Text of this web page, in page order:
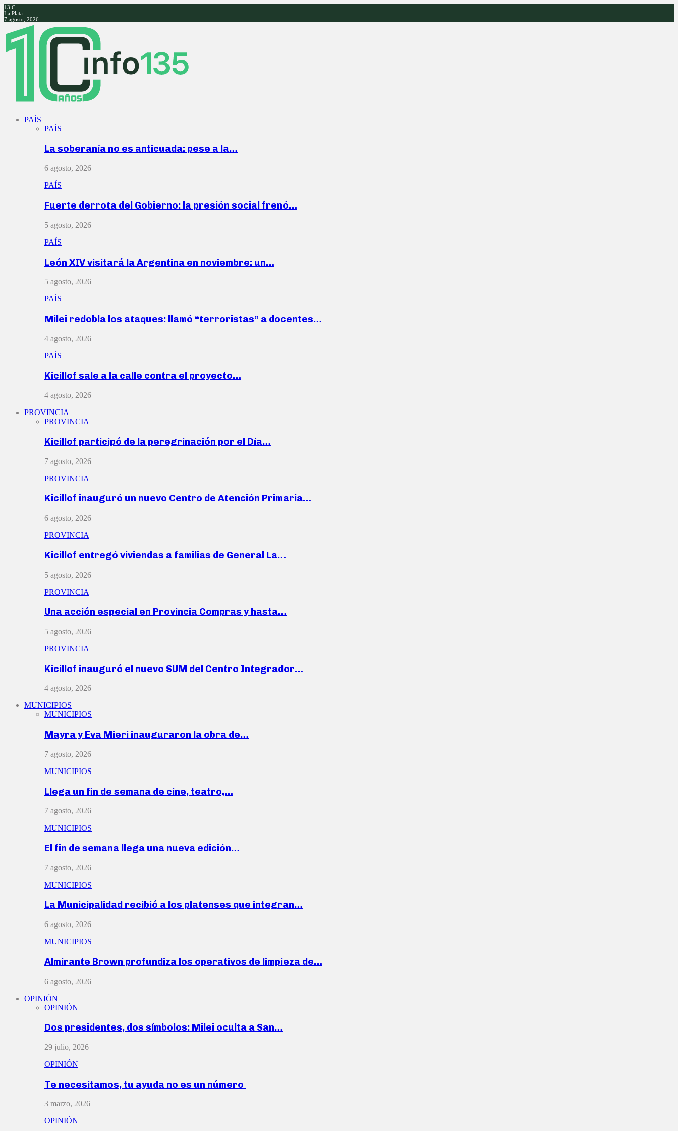
13 C
La Plata
7 agosto, 2026
Facebook
Twitter
Instagram
Youtube
PAÍS
PAÍS
La soberanía no es anticuada: pese a la…
6 agosto, 2026
PAÍS
Fuerte derrota del Gobierno: la presión social frenó…
5 agosto, 2026
PAÍS
León XIV visitará la Argentina en noviembre: un…
5 agosto, 2026
PAÍS
Milei redobla los ataques: llamó “terroristas” a docentes…
4 agosto, 2026
PAÍS
Kicillof sale a la calle contra el proyecto…
4 agosto, 2026
PROVINCIA
PROVINCIA
Kicillof participó de la peregrinación por el Día…
7 agosto, 2026
PROVINCIA
Kicillof inauguró un nuevo Centro de Atención Primaria…
6 agosto, 2026
PROVINCIA
Kicillof entregó viviendas a familias de General La…
5 agosto, 2026
PROVINCIA
Una acción especial en Provincia Compras y hasta…
5 agosto, 2026
PROVINCIA
Kicillof inauguró el nuevo SUM del Centro Integrador…
4 agosto, 2026
MUNICIPIOS
MUNICIPIOS
Mayra y Eva Mieri inauguraron la obra de…
7 agosto, 2026
MUNICIPIOS
Llega un fin de semana de cine, teatro,…
7 agosto, 2026
MUNICIPIOS
El fin de semana llega una nueva edición…
7 agosto, 2026
MUNICIPIOS
La Municipalidad recibió a los platenses que integran…
6 agosto, 2026
MUNICIPIOS
Almirante Brown profundiza los operativos de limpieza de…
6 agosto, 2026
OPINIÓN
OPINIÓN
Dos presidentes, dos símbolos: Milei oculta a San…
29 julio, 2026
OPINIÓN
Te necesitamos, tu ayuda no es un número
3 marzo, 2026
OPINIÓN